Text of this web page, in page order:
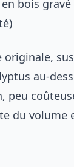
en bois
au-
peu
du volume